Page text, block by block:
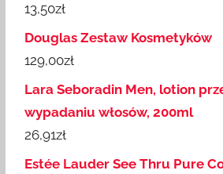
13,50zł
Douglas Zestaw Kosmetyków
129,00zł
Lara Seboradin Men, lotion
wypadaniu włosów, 200ml
26,91zł
Estée Lauder See Thru Pure